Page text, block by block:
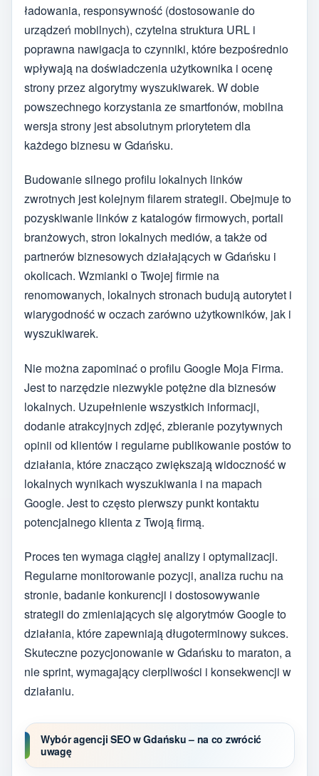
ładowania, responsywność (dostosowanie do
urządzeń mobilnych), czytelna struktura URL i
poprawna nawigacja to czynniki, które bezpośrednio
wpływają na doświadczenia użytkownika i ocenę
strony przez algorytmy wyszukiwarek. W dobie
powszechnego korzystania ze smartfonów, mobilna
wersja strony jest absolutnym priorytetem dla
każdego biznesu w Gdańsku.
Budowanie silnego profilu lokalnych linków
zwrotnych jest kolejnym filarem strategii. Obejmuje to
pozyskiwanie linków z katalogów firmowych, portali
branżowych, stron lokalnych mediów, a także od
partnerów biznesowych działających w Gdańsku i
okolicach. Wzmianki o Twojej firmie na
renomowanych, lokalnych stronach budują autorytet i
wiarygodność w oczach zarówno użytkowników, jak i
wyszukiwarek.
Nie można zapominać o profilu Google Moja Firma.
Jest to narzędzie niezwykle potężne dla biznesów
lokalnych. Uzupełnienie wszystkich informacji,
dodanie atrakcyjnych zdjęć, zbieranie pozytywnych
opinii od klientów i regularne publikowanie postów to
działania, które znacząco zwiększają widoczność w
lokalnych wynikach wyszukiwania i na mapach
Google. Jest to często pierwszy punkt kontaktu
potencjalnego klienta z Twoją firmą.
Proces ten wymaga ciągłej analizy i optymalizacji.
Regularne monitorowanie pozycji, analiza ruchu na
stronie, badanie konkurencji i dostosowywanie
strategii do zmieniających się algorytmów Google to
działania, które zapewniają długoterminowy sukces.
Skuteczne pozycjonowanie w Gdańsku to maraton, a
nie sprint, wymagający cierpliwości i konsekwencji w
działaniu.
Wybór agencji SEO w Gdańsku – na co zwrócić
uwagę